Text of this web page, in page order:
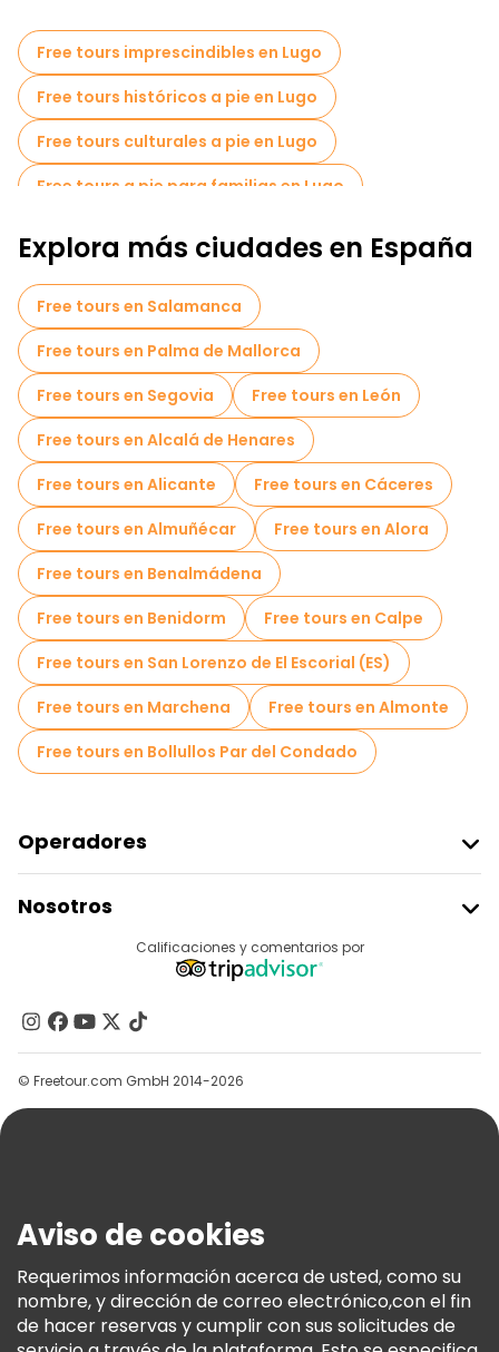
Free tours imprescindibles en Lugo
Free tours históricos a pie en Lugo
Free tours culturales a pie en Lugo
Free tours a pie para familias en Lugo
Explora más ciudades en España
Free tours en Salamanca
Free tours en Palma de Mallorca
Free tours en Segovia
Free tours en León
Free tours en Alcalá de Henares
Free tours en Alicante
Free tours en Cáceres
Free tours en Almuñécar
Free tours en Alora
Free tours en Benalmádena
Free tours en Benidorm
Free tours en Calpe
Free tours en San Lorenzo de El Escorial (ES)
Free tours en Marchena
Free tours en Almonte
Free tours en Bollullos Par del Condado
Operadores
Acceder Como Proveedor
Programa De Afiliados
Nosotros
Contacto
Grupos
Ayuda
Términos E Información Legal
Política De Cookies
Freetour Premios
Programa De Fidelidad
Calificaciones y comentarios por
© Freetour.com GmbH 2014-2026
Aviso de cookies
Requerimos información acerca de usted, como su
nombre, y dirección de correo electrónico,con el fin
de hacer reservas y cumplir con sus solicitudes de